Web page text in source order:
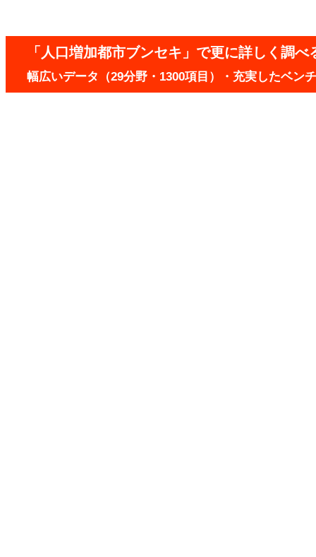
「人口増加都市ブンセキ」で更に詳しく調べ
幅広いデータ（29分野・1300項目）・充実したベン